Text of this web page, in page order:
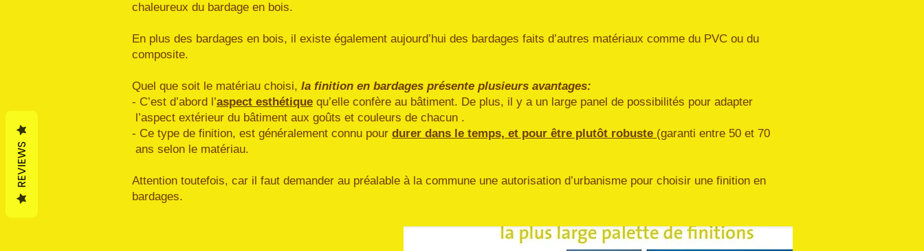
chaleureux du bardage en bois.
En plus des bardages en bois, il existe également aujourd’hui des bardages faits d’autres matériaux comme du PVC ou du
composite.
Quel que soit le matériau choisi, la finition en bardages présente plusieurs avantages:
- C’est d’abord l’aspect esthétique qu’elle confère au bâtiment. De plus, il y a un large panel de possibilités pour adapter
l’aspect extérieur du bâtiment aux goûts et couleurs de chacun .
- Ce type de finition, est généralement connu pour durer dans le temps, et pour être plutôt robuste (garanti entre 50 et 70
ans selon le matériau.
Attention toutefois, car il faut demander au préalable à la commune une autorisation d’urbanisme pour choisir une finition en
bardages.
REVIEWS